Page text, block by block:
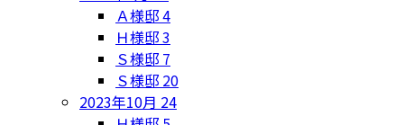
Ａ様邸4
Ｈ様邸3
Ｓ様邸 7
Ｓ様邸 20
2023年10月 24